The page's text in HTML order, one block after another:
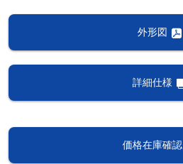
外形図
詳細仕様
価格在庫確認